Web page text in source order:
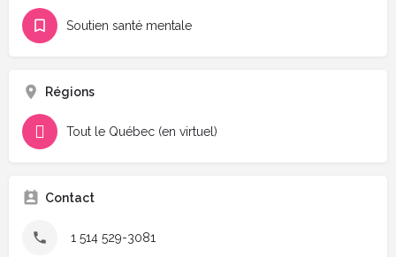
Soutien santé mentale
Régions
Tout le Québec (en virtuel)
Contact
1 514 529-3081